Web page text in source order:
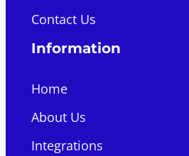
Contact Us
Information
Home
About Us
Integrations